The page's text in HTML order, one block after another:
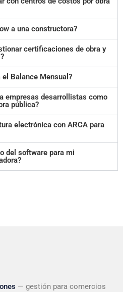
a una constructora?
certificaciones de obra y
Balance Mensual?
empresas desarrollistas como
pública?
electrónica con ARCA para
del software para mi
— gestión para comercios